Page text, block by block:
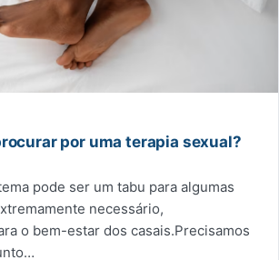
por uma terapia sexual?
pode ser um tabu para algumas
necessário,
o bem-estar dos casais.Precisamos